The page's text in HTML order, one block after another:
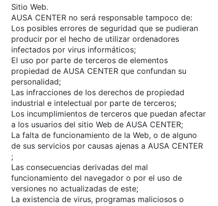
Sitio Web.
AUSA CENTER no será responsable tampoco de:
Los posibles errores de seguridad que se pudieran
producir por el hecho de utilizar ordenadores
infectados por virus informáticos;
El uso por parte de terceros de elementos
propiedad de AUSA CENTER que confundan su
personalidad;
Las infracciones de los derechos de propiedad
industrial e intelectual por parte de terceros;
Los incumplimientos de terceros que puedan afectar
a los usuarios del sitio Web de AUSA CENTER;
La falta de funcionamiento de la Web, o de alguno
de sus servicios por causas ajenas a AUSA CENTER
;
Las consecuencias derivadas del mal
funcionamiento del navegador o por el uso de
versiones no actualizadas de este;
La existencia de virus, programas maliciosos o